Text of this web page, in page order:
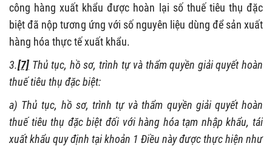
công hàng xuất khẩu được hoàn lại số thuế tiêu thụ đặc
biệt đã nộp tương ứng với số nguyên liệu dùng để sản xuất
hàng hóa thực tế xuất khẩu.
3.[7] Thủ tục, hồ sơ, trình tự và thẩm quyền giải quyết hoàn
thuế tiêu thụ đặc biệt:
a) Thủ tục, hồ sơ, trình tự và thẩm quyền giải quyết hoàn
thuế tiêu thụ đặc biệt đối với hàng hóa tạm nhập khẩu, tái
xuất khẩu quy định tại khoản 1 Điều này được thực hiện như